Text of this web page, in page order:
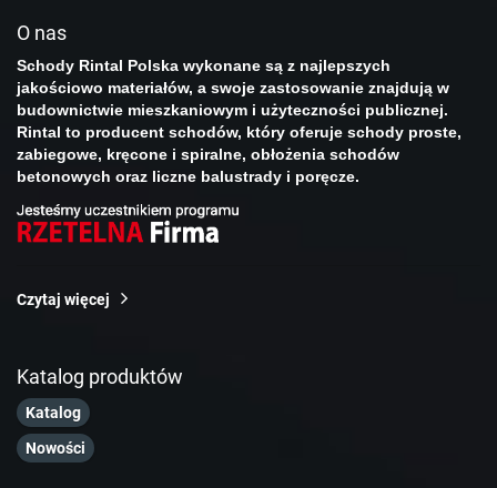
O nas
Schody Rintal Polska wykonane są z najlepszych
jakościowo materiałów, a swoje zastosowanie znajdują w
budownictwie mieszkaniowym i użyteczności publicznej.
Rintal to producent schodów, który oferuje schody proste,
zabiegowe, kręcone i spiralne, obłożenia schodów
betonowych oraz liczne balustrady i poręcze.
Czytaj więcej
Katalog produktów
Katalog
Nowości